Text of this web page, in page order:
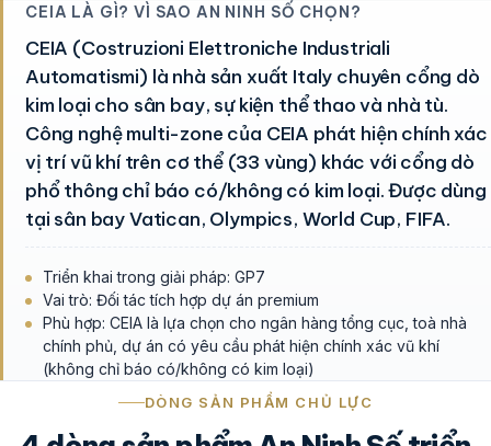
CEIA LÀ GÌ? VÌ SAO AN NINH SỐ CHỌN?
CEIA (Costruzioni Elettroniche Industriali
Automatismi) là nhà sản xuất Italy chuyên cổng dò
kim loại cho sân bay, sự kiện thể thao và nhà tù.
Công nghệ multi-zone của CEIA phát hiện chính xác
vị trí vũ khí trên cơ thể (33 vùng) khác với cổng dò
phổ thông chỉ báo có/không có kim loại. Được dùng
tại sân bay Vatican, Olympics, World Cup, FIFA.
Triển khai trong giải pháp: GP7
Vai trò: Đối tác tích hợp dự án premium
Phù hợp: CEIA là lựa chọn cho ngân hàng tổng cục, toà nhà
chính phủ, dự án có yêu cầu phát hiện chính xác vũ khí
(không chỉ báo có/không có kim loại)
DÒNG SẢN PHẨM CHỦ LỰC